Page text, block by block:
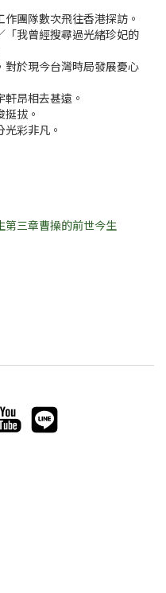
團隊數次飛往香港探訪。
「我曾經搜尋過光緒珍妃的
對於現今台灣時局發展憂心
昂相去甚遠。
拔。
彩非凡。
第三章曹操的前世今生